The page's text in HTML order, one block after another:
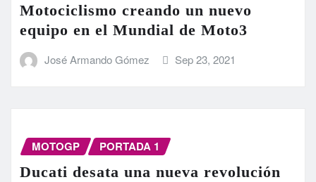
Motociclismo creando un nuevo
equipo en el Mundial de Moto3
José Armando Gómez Sep 23, 2021
MOTOGP PORTADA 1
Ducati desata una nueva revolución